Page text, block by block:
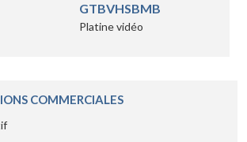
GTBVHSBMB
Platine vidéo
COMMERCIALES